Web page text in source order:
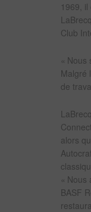
1969,
Club
« Nous
Malgré
de
alors
«
BASF